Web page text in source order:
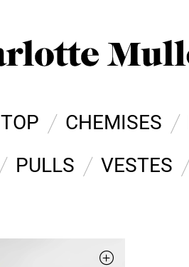
TOP CHEMISES
PULLS VESTES